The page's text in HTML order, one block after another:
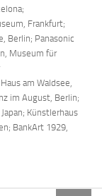
Frankfurt;
Berlin; Panasonic
Museum für
am Waldsee,
im August, Berlin;
Künstlerhaus
BankArt 1929,